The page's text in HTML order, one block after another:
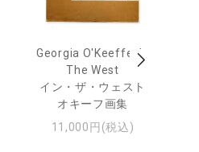
Georgia O'Keeffe: In
The West
イン・ザ・ウェスト
オキーフ画集
11,000円(税込)